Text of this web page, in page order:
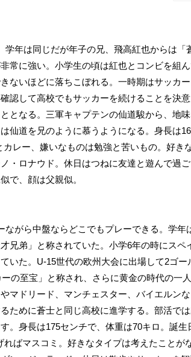
年は同じだが年子の兄、飛高紅也からは「
常に強い。小学生の頃は紅也とコンビを組
ないほどに落ちこぼれる。一時期はサッカ
認して高校でもサッカーを続けることを決
となる。三軍キャプテンの仙道駿から、地
仙道を兄のように慕うようになる。身長は
レー、嫌いなものは勉強と苦いもの。好き
・ロナウド。休日はつねに友達と遊んで過
で、顔は父親似。
がら中盤ならどこでもプレーできる。学年
兄弟」と称されていた。小学6年の時にスペ
いた。U-15世代の欧州大会に出場して2ゴー
の至宝」と称され、さらに黄金の時代の一
マドリード、マンチェスター、バイエルン
ために蒼士と同じ高校に進学する。部活で
。身長は175センチで、体重は70キロ。誕生
ばマスコミ。好きなタイプは考えたことが